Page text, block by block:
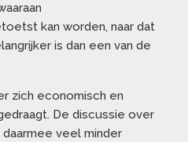
kan worden, naar dat
is dan een van de
zich economisch en
De discussie over
veel minder